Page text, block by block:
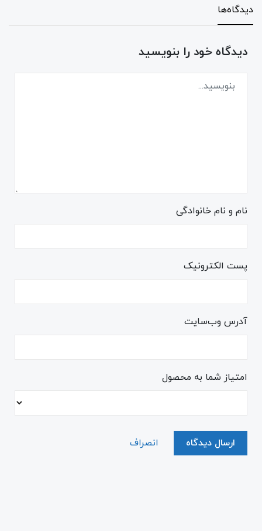
دیدگاه‌ها
دیدگاه خود را بنویسید
نام و نام خانوادگی
پست الکترونیک
آدرس وب‌سایت
امتیاز شما به محصول
ارسال دیدگاه انصراف